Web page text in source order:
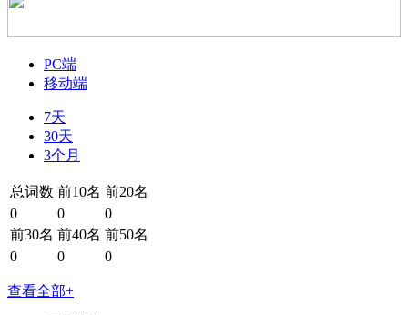
PC端
移动端
7天
30天
3个月
总词数 前10名 前20名
0
0
0
前30名 前40名 前50名
0
0 0
查看全部+